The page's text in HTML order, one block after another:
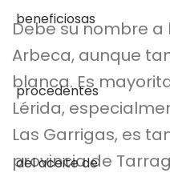
Debe su nombre
Arbeca, aunque
blanca. Es
Lérida,
Las Garrigas, es
provincia de